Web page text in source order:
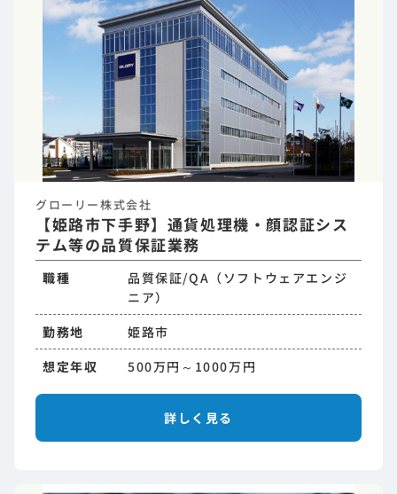
グローリー株式会社
【姫路市下手野】通貨処理機・顔認証シス
テム等の品質保証業務
職種
品質保証/QA（ソフトウェアエンジ
ニア）
勤務地
姫路市
想定年収
500万円～1000万円
詳しく見る